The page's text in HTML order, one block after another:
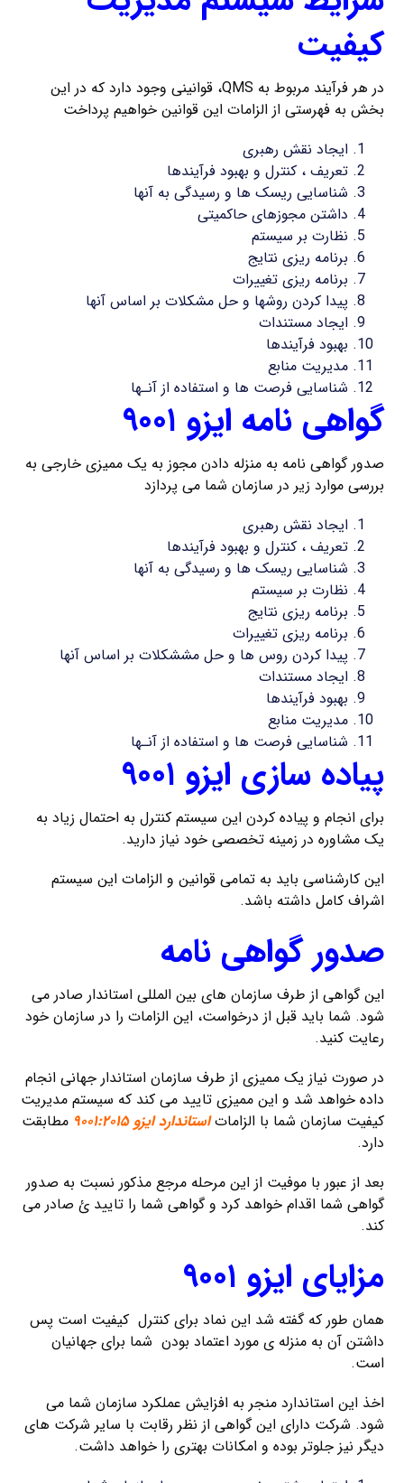
کیفیت
در هر فرآیند مربوط به QMS، قوانینی وجود دارد که در این
بخش به فهرستی از الزامات این قوانین خواهیم پرداخت
ایجاد نقش رهبری
تعریف ، کنترل و بهبود فرآیندها
شناسایی ریسک ها و رسیدگی به آنها
داشتن مجوزهای حاکمیتی
نظارت بر سیستم
برنامه ریزی نتایج
برنامه ریزی تغییرات
پیدا کردن روشها و حل مشکلات بر اساس آنها
ایجاد مستندات
بهبود فرآیندها
مدیریت منابع
شناسایی فرصت ها و استفاده از آنـها
گواهی نامه ایزو ۹۰۰۱
صدور گواهی نامه به منزله دادن مجوز به یک ممیزی خارجی به
بررسی موارد زیر در سازمان شما می پردازد
ایجاد نقش رهبری
تعریف ، کنترل و بهبود فرآیندها
شناسایی ریسک ها و رسیدگی به آنها
نظارت بر سیستم
برنامه ریزی نتایج
برنامه ریزی تغییرات
پیدا کردن روس ها و حل مششکلات بر اساس آنها
ایجاد مستندات
بهبود فرآیندها
مدیریت منابع
شناسایی فرصت ها و استفاده از آنـها
پیاده سازی ایزو ۹۰۰۱
برای انجام و پیاده کردن این سیستم کنترل به احتمال زیاد به
یک مشاوره در زمینه تخصصی خود نیاز دارید.
این کارشناسی باید به تمامی قوانین و الزامات این سیستم
اشراف کامل داشته باشد.
صدور گواهی نامه
این گواهی از طرف سازمان های بین المللی استاندار صادر می
شود. شما باید قبل از درخواست، این الزامات را در سازمان خود
رعایت کنید.
در صورت نیاز یک ممیزی از طرف سازمان استاندار جهانی انجام
داده خواهد شد و این ممیزی تایید می کند که سیستم مدیریت
کیفیت سازمان شما با الزاماتاستاندارد ایزو ۹۰۰۱:۲۰۱۵
مطابقت
دارد.
بعد از عبور با موفیت از این مرحله مرجع مذکور نسبت به صدور
گواهی شما اقدام خواهد کرد و گواهی شما را تایید ئ صادر می
کند.
مزایای ایزو ۹۰۰۱
همان طور که گفته شد این نماد برای کنترل کیفیت است پس
داشتن آن به منزله ی مورد اعتماد بودن شما برای جهانیان
است.
اخذ این استاندارد منجر به افزایش عملکرد سازمان شما می
شود. شرکت دارای این گواهی از نظر رقابت با سایر شرکت های
دیگر نیز جلوتر بوده و امکانات بهتری را خواهد داشت.